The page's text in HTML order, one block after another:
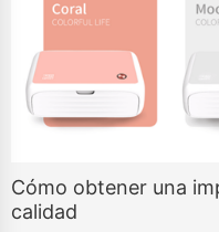
Cómo obtener una
calidad